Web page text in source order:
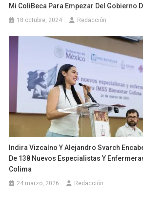
Mi ColiBeca Para Empezar Del Gobierno
18 octubre, 2024 Redacción
Indira Vizcaíno Y Alejandro Svarch
De 138 Nuevos Especialistas Y
Colima
24 marzo, 2026 Redacción